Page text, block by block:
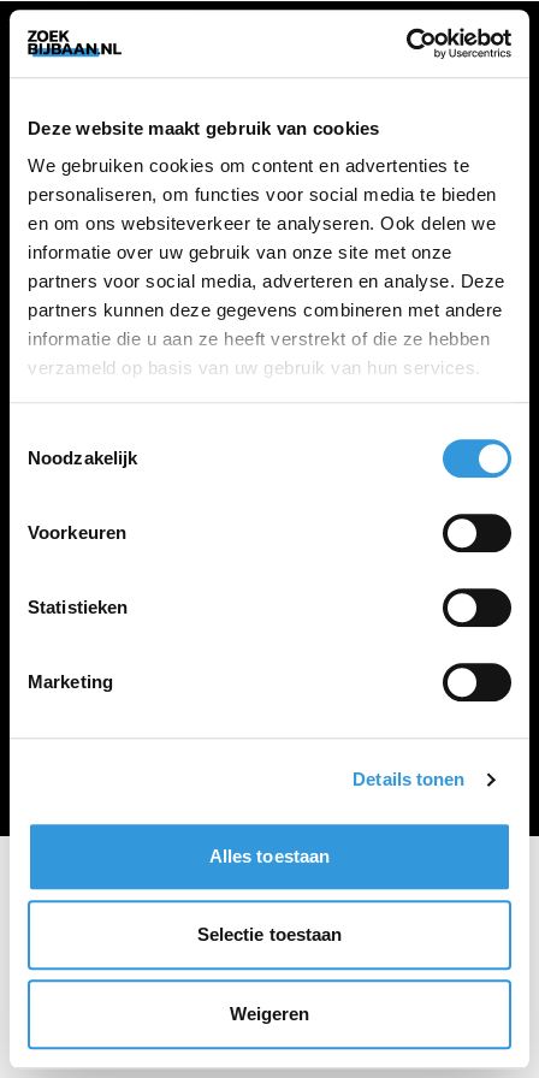
Deze website maakt gebruik van cookies
We gebruiken cookies om content en advertenties te
personaliseren, om functies voor social media te bieden
en om ons websiteverkeer te analyseren. Ook delen we
informatie over uw gebruik van onze site met onze
partners voor social media, adverteren en analyse. Deze
partners kunnen deze gegevens combineren met andere
informatie die u aan ze heeft verstrekt of die ze hebben
verzameld op basis van uw gebruik van hun services.
Noodzakelijk
Voorkeuren
Statistieken
Marketing
Details tonen
Alles toestaan
Selectie toestaan
Weigeren
ZOEKBIJBAAN
FAQ
Kennis maken met MELON
VACATURES
Alle vacatures